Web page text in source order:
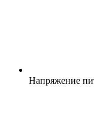
Напряжение